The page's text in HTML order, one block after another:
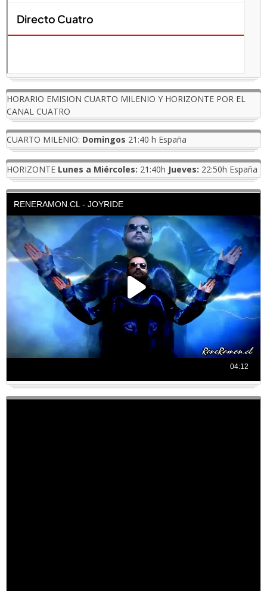
HORARIO EMISION CUARTO MILENIO Y HORIZONTE POR EL
CANAL CUATRO
CUARTO MILENIO: Domingos 21:40 h España
HORIZONTE Lunes a Miércoles: 21:40h Jueves: 22:50h España